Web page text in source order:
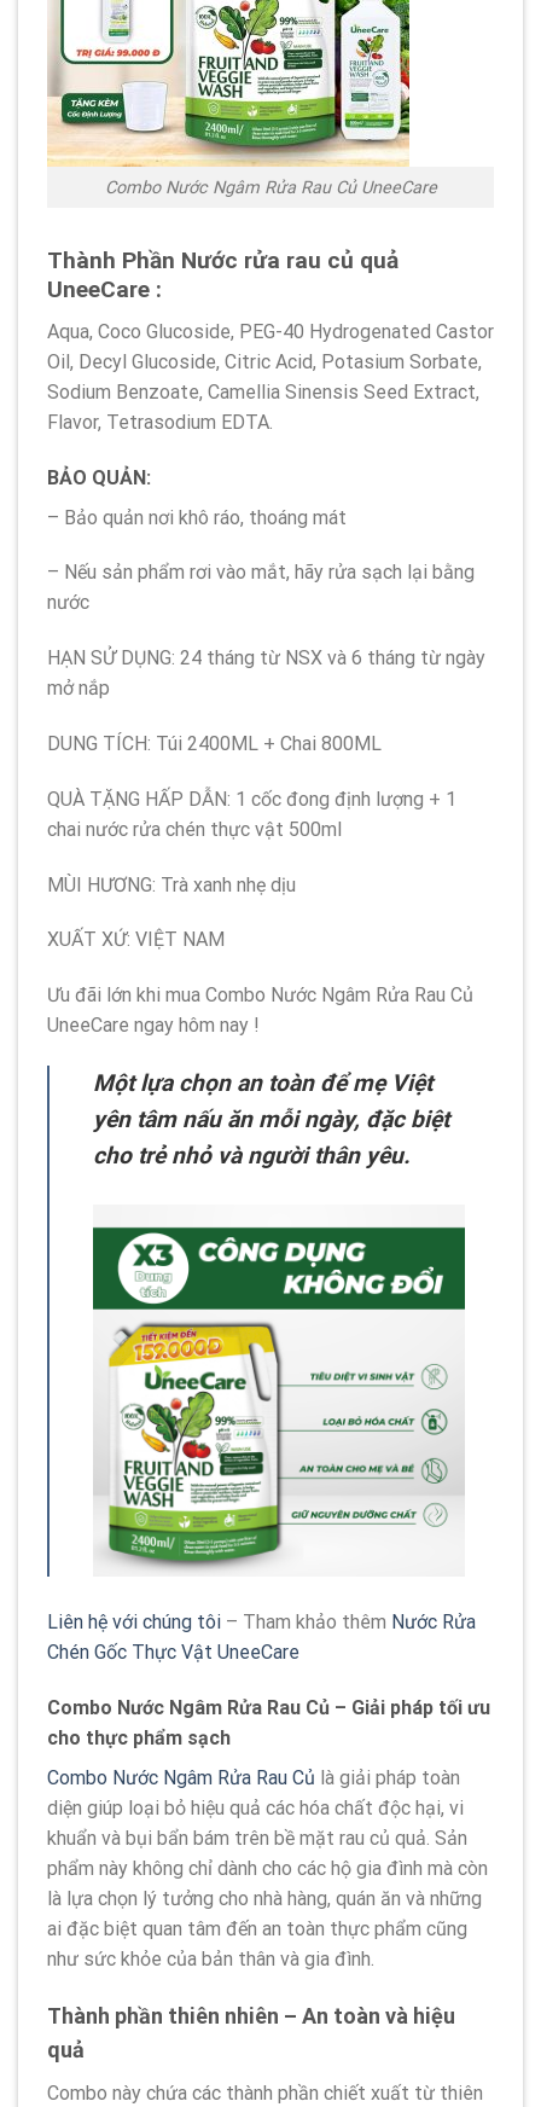
Combo Nước Ngâm Rửa Rau Củ UneeCare
Thành Phần Nước rửa rau củ quả
UneeCare :
Aqua, Coco Glucoside, PEG-40 Hydrogenated Castor
Oil, Decyl Glucoside, Citric Acid, Potasium Sorbate,
Sodium Benzoate, Camellia Sinensis Seed Extract,
Flavor, Tetrasodium EDTA.
BẢO QUẢN:
– Bảo quản nơi khô ráo, thoáng mát
– Nếu sản phẩm rơi vào mắt, hãy rửa sạch lại bằng
nước
HẠN SỬ DỤNG: 24 tháng từ NSX và 6 tháng từ ngày
mở nắp
DUNG TÍCH: Túi 2400ML + Chai 800ML
QUÀ TẶNG HẤP DẪN: 1 cốc đong định lượng + 1
chai nước rửa chén thực vật 500ml
MÙI HƯƠNG: Trà xanh nhẹ dịu
XUẤT XỨ: VIỆT NAM
Ưu đãi lớn khi mua Combo Nước Ngâm Rửa Rau Củ
UneeCare ngay hôm nay !
Một lựa chọn an toàn để mẹ Việt
yên tâm nấu ăn mỗi ngày, đặc biệt
cho trẻ nhỏ và người thân yêu.
Liên hệ với chúng tôi – Tham khảo thêm Nước Rửa
Chén Gốc Thực Vật UneeCare
Combo Nước Ngâm Rửa Rau Củ – Giải pháp tối ưu
cho thực phẩm sạch
Combo Nước Ngâm Rửa Rau Củ là giải pháp toàn
diện giúp loại bỏ hiệu quả các hóa chất độc hại, vi
khuẩn và bụi bẩn bám trên bề mặt rau củ quả. Sản
phẩm này không chỉ dành cho các hộ gia đình mà còn
là lựa chọn lý tưởng cho nhà hàng, quán ăn và những
ai đặc biệt quan tâm đến an toàn thực phẩm cũng
như sức khỏe của bản thân và gia đình.
Thành phần thiên nhiên – An toàn và hiệu
quả
Combo này chứa các thành phần chiết xuất từ thiên